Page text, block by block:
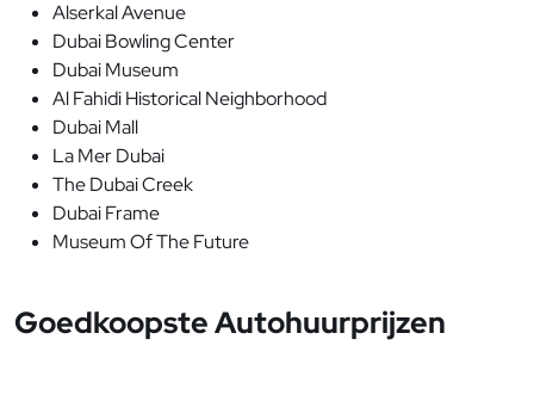
Alserkal Avenue
Dubai Bowling Center
Dubai Museum
Al Fahidi Historical Neighborhood
Dubai Mall
La Mer Dubai
The Dubai Creek
Dubai Frame
Museum Of The Future
Goedkoopste Autohuurprijzen